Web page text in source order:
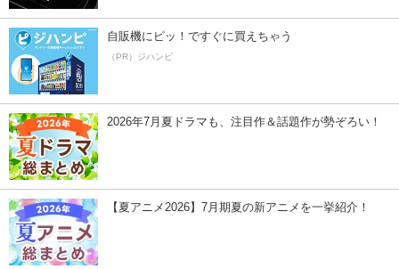
自販機にピッ！ですぐに買えちゃう
（PR）ジハンピ
2026年7月夏ドラマも、注目作＆話題作が勢ぞろい！
【夏アニメ2026】7月期夏の新アニメを一挙紹介！